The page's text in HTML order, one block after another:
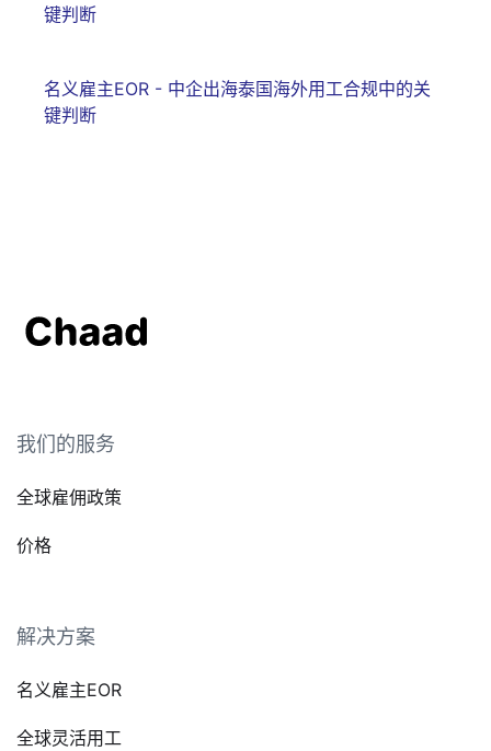
键判断
名义雇主EOR - 中企出海泰国海外用工合规中的关
键判断
我们的服务
全球雇佣政策
价格
解决方案
名义雇主EOR
全球灵活用工